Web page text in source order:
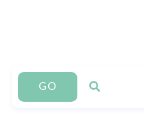
GO